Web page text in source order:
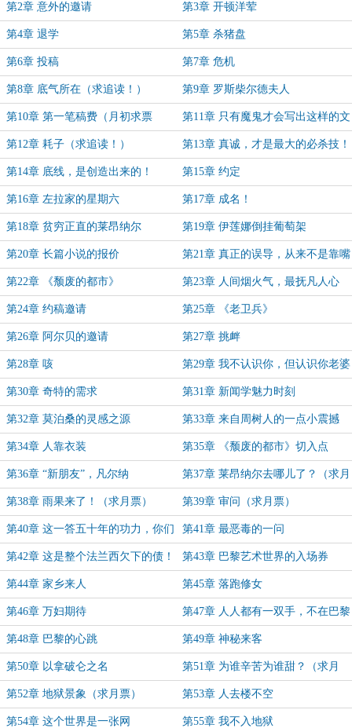
第2章 意外的邀请 第3章 开顿洋荤
第4章 退学 第5章 杀猪盘
第6章 投稿 第7章 危机
第8章 底气所在（求追读！） 第9章 罗斯柴尔德夫人
第10章 第一笔稿费（月初求票
啊！）
第11章 只有魔鬼才会写出这样的文
字！（月初求月票）
第12章 耗子（求追读！） 第13章 真诚，才是最大的必杀技！
第14章 底线，是创造出来的！ 第15章 约定
第16章 左拉家的星期六 第17章 成名！
第18章 贫穷正直的莱昂纳尔 第19章 伊莲娜倒挂葡萄架
第20章 长篇小说的报价 第21章 真正的误导，从来不是靠嘴
第22章 《颓废的都市》 第23章 人间烟火气，最抚凡人心
第24章 约稿邀请 第25章 《老卫兵》
第26章 阿尔贝的邀请 第27章 挑衅
第28章 咳 第29章 我不认识你，但认识你老婆
第30章 奇特的需求 第31章 新闻学魅力时刻
第32章 莫泊桑的灵感之源 第33章 来自周树人的一点小震撼
第34章 人靠衣装 第35章 《颓废的都市》切入点
第36章 “新朋友”，凡尔纳 第37章 莱昂纳尔去哪儿了？（求月
票）
第38章 雨果来了！（求月票） 第39章 审问（求月票）
第40章 这一答五十年的功力，你们
接的住吗？
第41章 最恶毒的一问
第42章 这是整个法兰西欠下的债！
（求月票！）
第43章 巴黎艺术世界的入场券
第44章 家乡来人 第45章 落跑修女
第46章 万妇期待 第47章 人人都有一双手，不在巴黎
吃闲饭
第48章 巴黎的心跳 第49章 神秘来客
第50章 以拿破仑之名 第51章 为谁辛苦为谁甜？（求月
票）
第52章 地狱景象（求月票） 第53章 人去楼不空
第54章 这个世界是一张网 第55章 我不入地狱